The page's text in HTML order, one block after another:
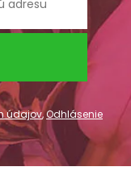
údajov,Odhlásenie